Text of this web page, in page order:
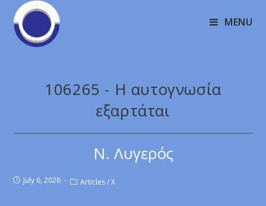
MENU
106265 - Η αυτογνωσία
εξαρτάται
Ν. Λυγερός
July 6, 2026 Articles / X